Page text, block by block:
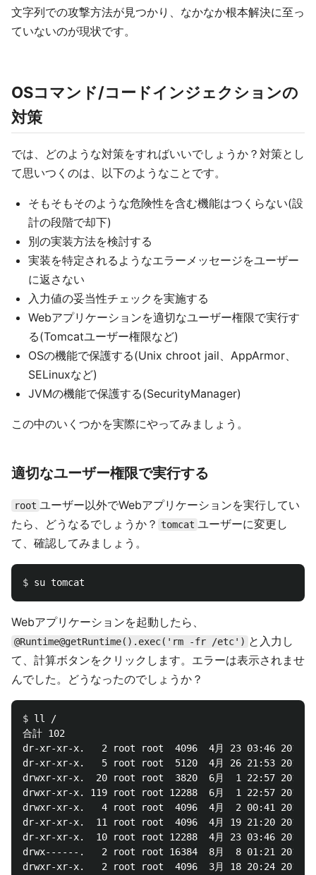
文字列での攻撃方法が見つかり、なかなか根本解決に至っ
ていないのが現状です。
OSコマンド/コードインジェクションの
対策
では、どのような対策をすればいいでしょうか？対策とし
て思いつくのは、以下のようなことです。
そもそもそのような危険性を含む機能はつくらない(設
計の段階で却下)
別の実装方法を検討する
実装を特定されるようなエラーメッセージをユーザー
に返さない
入力値の妥当性チェックを実施する
Webアプリケーションを適切なユーザー権限で実行す
る(Tomcatユーザー権限など)
OSの機能で保護する(Unix chroot jail、AppArmor、
SELinuxなど)
JVMの機能で保護する(SecurityManager)
この中のいくつかを実際にやってみましょう。
適切なユーザー権限で実行する
root ユーザー以外でWebアプリケーションを実行してい
たら、どうなるでしょうか？ tomcat ユーザーに変更し
て、確認してみましょう。
$
Webアプリケーションを起動したら、
@Runtime@getRuntime().exec('rm -fr /etc') と入力し
て、計算ボタンをクリックします。エラーは表示されませ
んでした。どうなったのでしょうか？
$ ll /
合計 102
dr-xr-xr-x.   2 root root  4096  4月 23 03:46 2017
dr-xr-xr-x.   5 root root  5120  4月 26 21:53 2017
drwxr-xr-x.  20 root root  3820  6月  1 22:57 2017
drwxr-xr-x. 119 root root 12288  6月  1 22:57 2017
drwxr-xr-x.   4 root root  4096  4月  2 00:41 2016
dr-xr-xr-x.  11 root root  4096  4月 19 21:20 2017
dr-xr-xr-x.  10 root root 12288  4月 23 03:46 2017
drwx------.   2 root root 16384  8月  8 01:21 2015
drwxr-xr-x.   2 root root  4096  3月 18 20:24 2017